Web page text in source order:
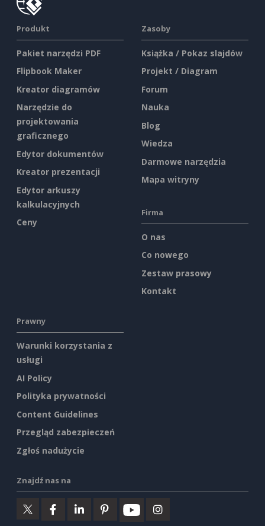
Produkt
Pakiet narzędzi PDF
Flipbook Maker
Kreator diagramów
Narzędzie do
projektowania
graficznego
Edytor dokumentów
Kreator prezentacji
Edytor arkuszy
kalkulacyjnych
Ceny
Zasoby
Książka / Pokaz slajdów
Projekt / Diagram
Forum
Nauka
Blog
Wiedza
Darmowe narzędzia
Mapa witryny
Firma
O nas
Co nowego
Zestaw prasowy
Kontakt
Prawny
Warunki korzystania z
usługi
AI Policy
Polityka prywatności
Content Guidelines
Przegląd zabezpieczeń
Zgłoś nadużycie
Znajdź nas na